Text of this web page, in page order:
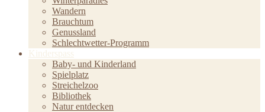
Wandern
Brauchtum
Genussland
Schlechtwetter-Programm
Kinderspass
Baby- und Kinderland
Spielplatz
Streichelzoo
Bibliothek
Natur entdecken